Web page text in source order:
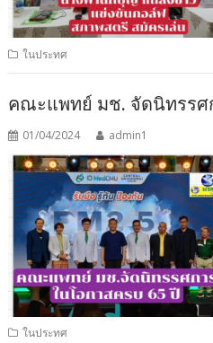
ในประทศ
คณะแพทย์ มช. จัดนิทรรศ
01/04/2024 admin1
ในประทศ